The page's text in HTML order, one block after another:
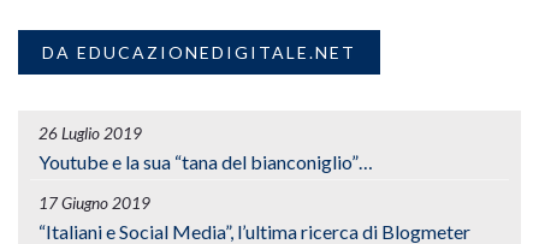
DA EDUCAZIONEDIGITALE.NET
26 Luglio 2019
Youtube e la sua “tana del bianconiglio”…
17 Giugno 2019
“Italiani e Social Media”, l’ultima ricerca di Blogmeter